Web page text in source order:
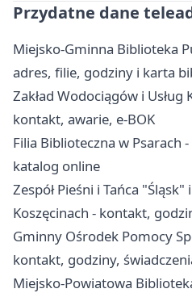
Przydatne dane
Miejsko-Gminna Biblioteka
adres, filie, godziny i karta
Zakład Wodociągów i
kontakt, awarie, e-BOK
Filia Biblioteczna w Psarach
katalog online
Zespół Pieśni i Tańca
Koszęcinach - kontakt,
Gminny Ośrodek Pomocy
kontakt, godziny,
Miejsko-Powiatowa